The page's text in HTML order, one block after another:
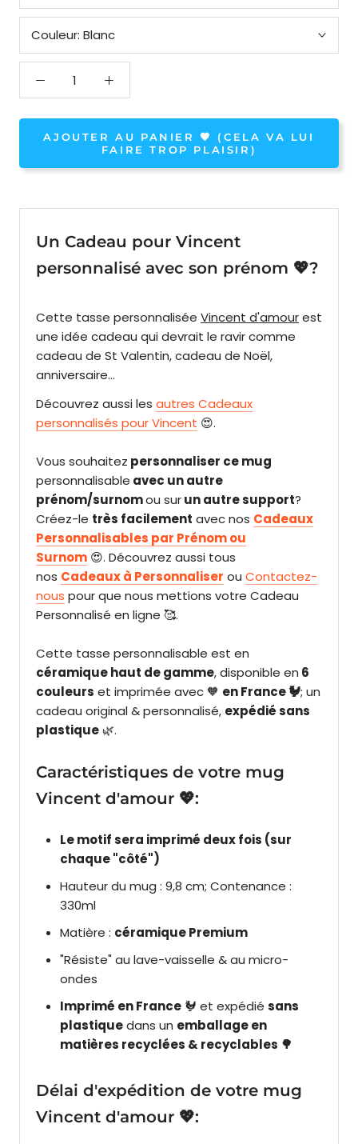
Couleur: Blanc
AJOUTER AU PANIER 🧡 (CELA VA LUI
FAIRE TROP PLAISIR)
Un Cadeau pour Vincent
personnalisé avec son prénom 💖?
Cette tasse personnalisée Vincent d'amourest
une idée cadeau qui devrait le ravir comme
cadeau de St Valentin, cadeau de Noël,
anniversaire...
Découvrez aussi les autres Cadeaux
personnalisés pour Vincent 😍.
Vous souhaitez personnaliser ce mug
personnalisable avec un autre
prénom/surnomou surun autre support?
Créez-le très facilement avec nos Cadeaux
Personnalisables par Prénom ou
Surnom 😍. Découvrez aussi tous
nos Cadeaux à Personnaliser ou Contactez-
nous pour que nous mettions votre Cadeau
Personnalisé en ligne 🥰.
Cette tasse personnalisable est en
céramique haut de gamme, disponible en 6
couleurs et imprimée avec 🧡 en France 🐓; un
cadeau original & personnalisé, expédié sans
plastique 🌿.
Caractéristiques de votre mug
Vincent d'amour 💖:
Le motif sera imprimé deux fois (sur
chaque "côté")
Hauteur du mug : 9,8 cm; Contenance :
330ml
Matière : céramique Premium
"Résiste" au lave-vaisselle & au micro-
ondes
Imprimé en France 🐓 et expédié sans
plastiquedans un emballage en
matières recyclées & recyclables 🌳
Délai d'expédition de votre mug
Vincent d'amour 💖: